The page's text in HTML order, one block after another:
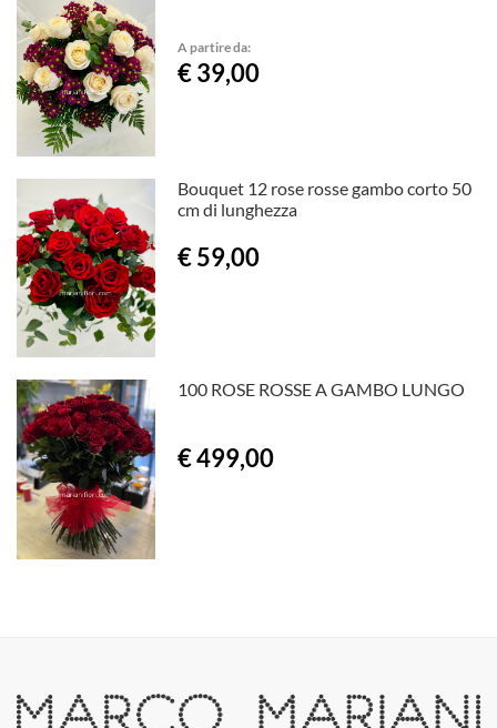
A partire da:
€ 39,00
Bouquet 12 rose rosse gambo corto 50
cm di lunghezza
€ 59,00
100 ROSE ROSSE A GAMBO LUNGO
€ 499,00